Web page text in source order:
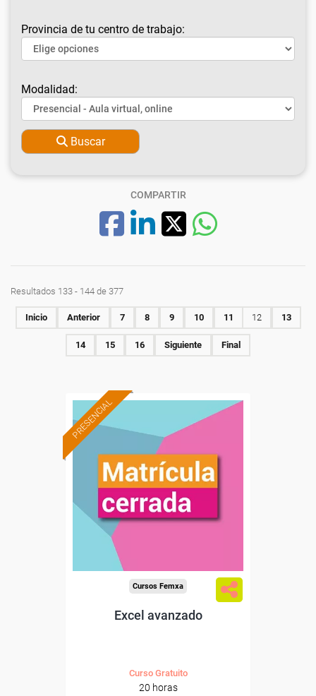
Provincia de tu centro de trabajo:
Modalidad:
Buscar
COMPARTIR
Resultados 133 - 144 de 377
Inicio Anterior 7 8 9 10 11 12 13
14 15 16 Siguiente Final
PRESENCIAL
Cursos Femxa
Excel avanzado
Curso Gratuito
20 horas